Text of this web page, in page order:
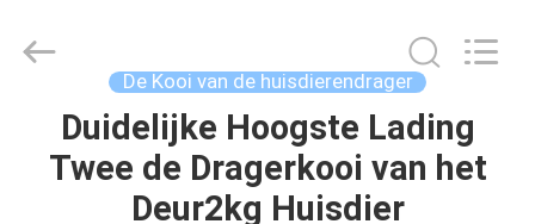
HUIS
PRODUCTEN
Co.Ltd.
De Kooi van de huisdierendrager
Duidelijke Hoogste Lading
Twee de Dragerkooi van het
Deur2kg Huisdier